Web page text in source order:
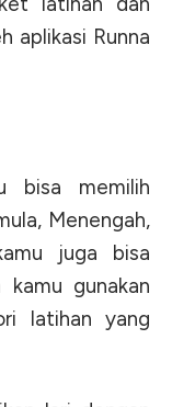
aplikasi Runna
bisa memilih
Menengah,
juga bisa
gunakan
latihan yang